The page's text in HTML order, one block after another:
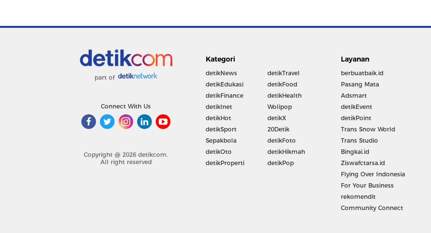
part of
Connect With Us
Copyright @ 2026 detikcom.
All right reserved
Kategori
detikNews
detikEdukasi
detikFinance
detikInet
detikHot
detikSport
Sepakbola
detikOto
detikProperti
detikTravel
detikFood
detikHealth
Wolipop
detikX
20Detik
detikFoto
detikHikmah
detikPop
Layanan
berbuatbaik.id
Pasang Mata
Adsmart
detikEvent
detikPoint
Trans Snow World
Trans Studio
Bingkai.id
Ziswafctarsa.id
Flying Over Indonesia
For Your Business
rekomendit
Community Connect